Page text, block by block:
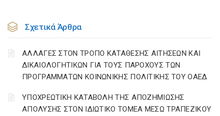
Σχετικά Άρθρα
ΑΛΛΑΓΕΣ ΣΤΟΝ ΤΡΟΠΟ ΚΑΤΑΘΕΣΗΣ ΑΙΤΗΣΕΩΝ ΚΑΙ
ΔΙΚΑΙΟΛΟΓΗΤΙΚΩΝ ΓΙΑ ΤΟΥΣ ΠΑΡΟΧΟΥΣ ΤΩΝ
ΠΡΟΓΡΑΜΜΑΤΩΝ ΚΟΙΝΩΝΙΚΗΣ ΠΟΛΙΤΙΚΗΣ ΤΟΥ ΟΑΕΔ
YΠΟΧΡΕΩΤΙΚΗ ΚΑΤΑΒΟΛΗ ΤΗΣ ΑΠΟΖΗΜΙΩΣΗΣ
ΑΠΟΛΥΣΗΣ ΣΤΟΝ ΙΔΙΩΤΙΚΟ ΤΟΜΕΑ ΜΕΣΩ ΤΡΑΠΕΖΙΚΟΥ